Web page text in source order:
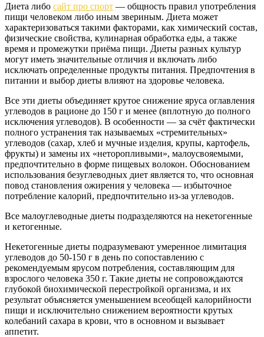
Диета либо сайт про спорт — общность правил употребления
пищи человеком либо иным звериным. Диета может
характеризоваться такими факторами, как химический состав,
физические свойства, кулинарная обработка еды, а также
время и промежутки приёма пищи. Диеты разных культур
могут иметь значительные отличия и включать либо
исключать определенные продукты питания. Предпочтения в
питании и выбор диеты влияют на здоровье человека.
Все эти диеты объединяет крутое снижение яруса оглавления
углеводов в рационе до 150 г и менее (вплотную до полного
исключения углеводов). В особенности — за счёт фактически
полного устранения так называемых «стремительных»
углеводов (сахар, хлеб и мучные изделия, крупы, картофель,
фрукты) и замены их «неторопливыми», малоусвояемыми,
предпочтительно в форме пищевых волокон. Обоснованием
использования безуглеводных диет является то, что основная
повод становления ожирения у человека — избыточное
потребление калорий, предпочтительно из-за углеводов.
Все малоуглеводные диеты подразделяются на некетогенные
и кетогенные.
Некетогенные диеты подразумевают умеренное лимитация
углеводов до 50-150 г в день по сопоставлению с
рекомендуемым ярусом потребления, составляющим для
взрослого человека 350 г. Такие диеты не сопровождаются
глубокой биохимической перестройкой организма, и их
результат объясняется уменьшением всеобщей калорийности
пищи и исключительно снижением вероятности крутых
колебаний сахара в крови, что в основном и вызывает
аппетит.